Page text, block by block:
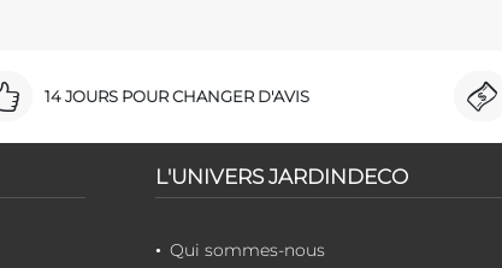
14 JOURS POUR CHANGER D'AVIS
L'UNIVERS JARDINDECO
Qui sommes-nous